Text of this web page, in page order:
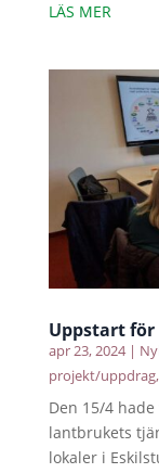
LÄS MER
Uppstart
apr 23, 2024|
projekt/uppdrag,
Den 15/4
lantbrukets
lokaler i